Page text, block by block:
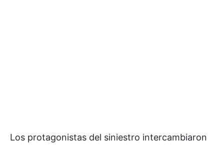
Los protagonistas del siniestro intercambiaron